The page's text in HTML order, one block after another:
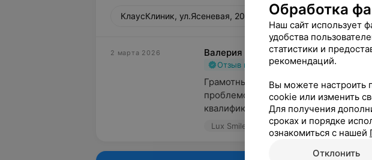
КлаусКлиник, ул.Ясеневая, 20А
2 марта 2026 Валерия Д.
Отзыв подтвержден Рекомендую
Грамотный специалист. Обратилась
проблемой, требующей от хирурга
квалификации и опыта. Врач на
Lux Smile, ул. Октябрьской революции,
Обработка
Наш сайт использует
удобства
статистики и
рекомендаций.
Вы можете настроить
cookie или изменить
Для получения
сроках и порядке
ознакомиться с нашей
Отклонить